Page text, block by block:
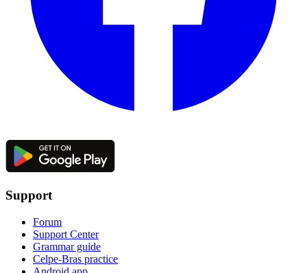
Support
Forum
Support Center
Grammar guide
Celpe-Bras practice